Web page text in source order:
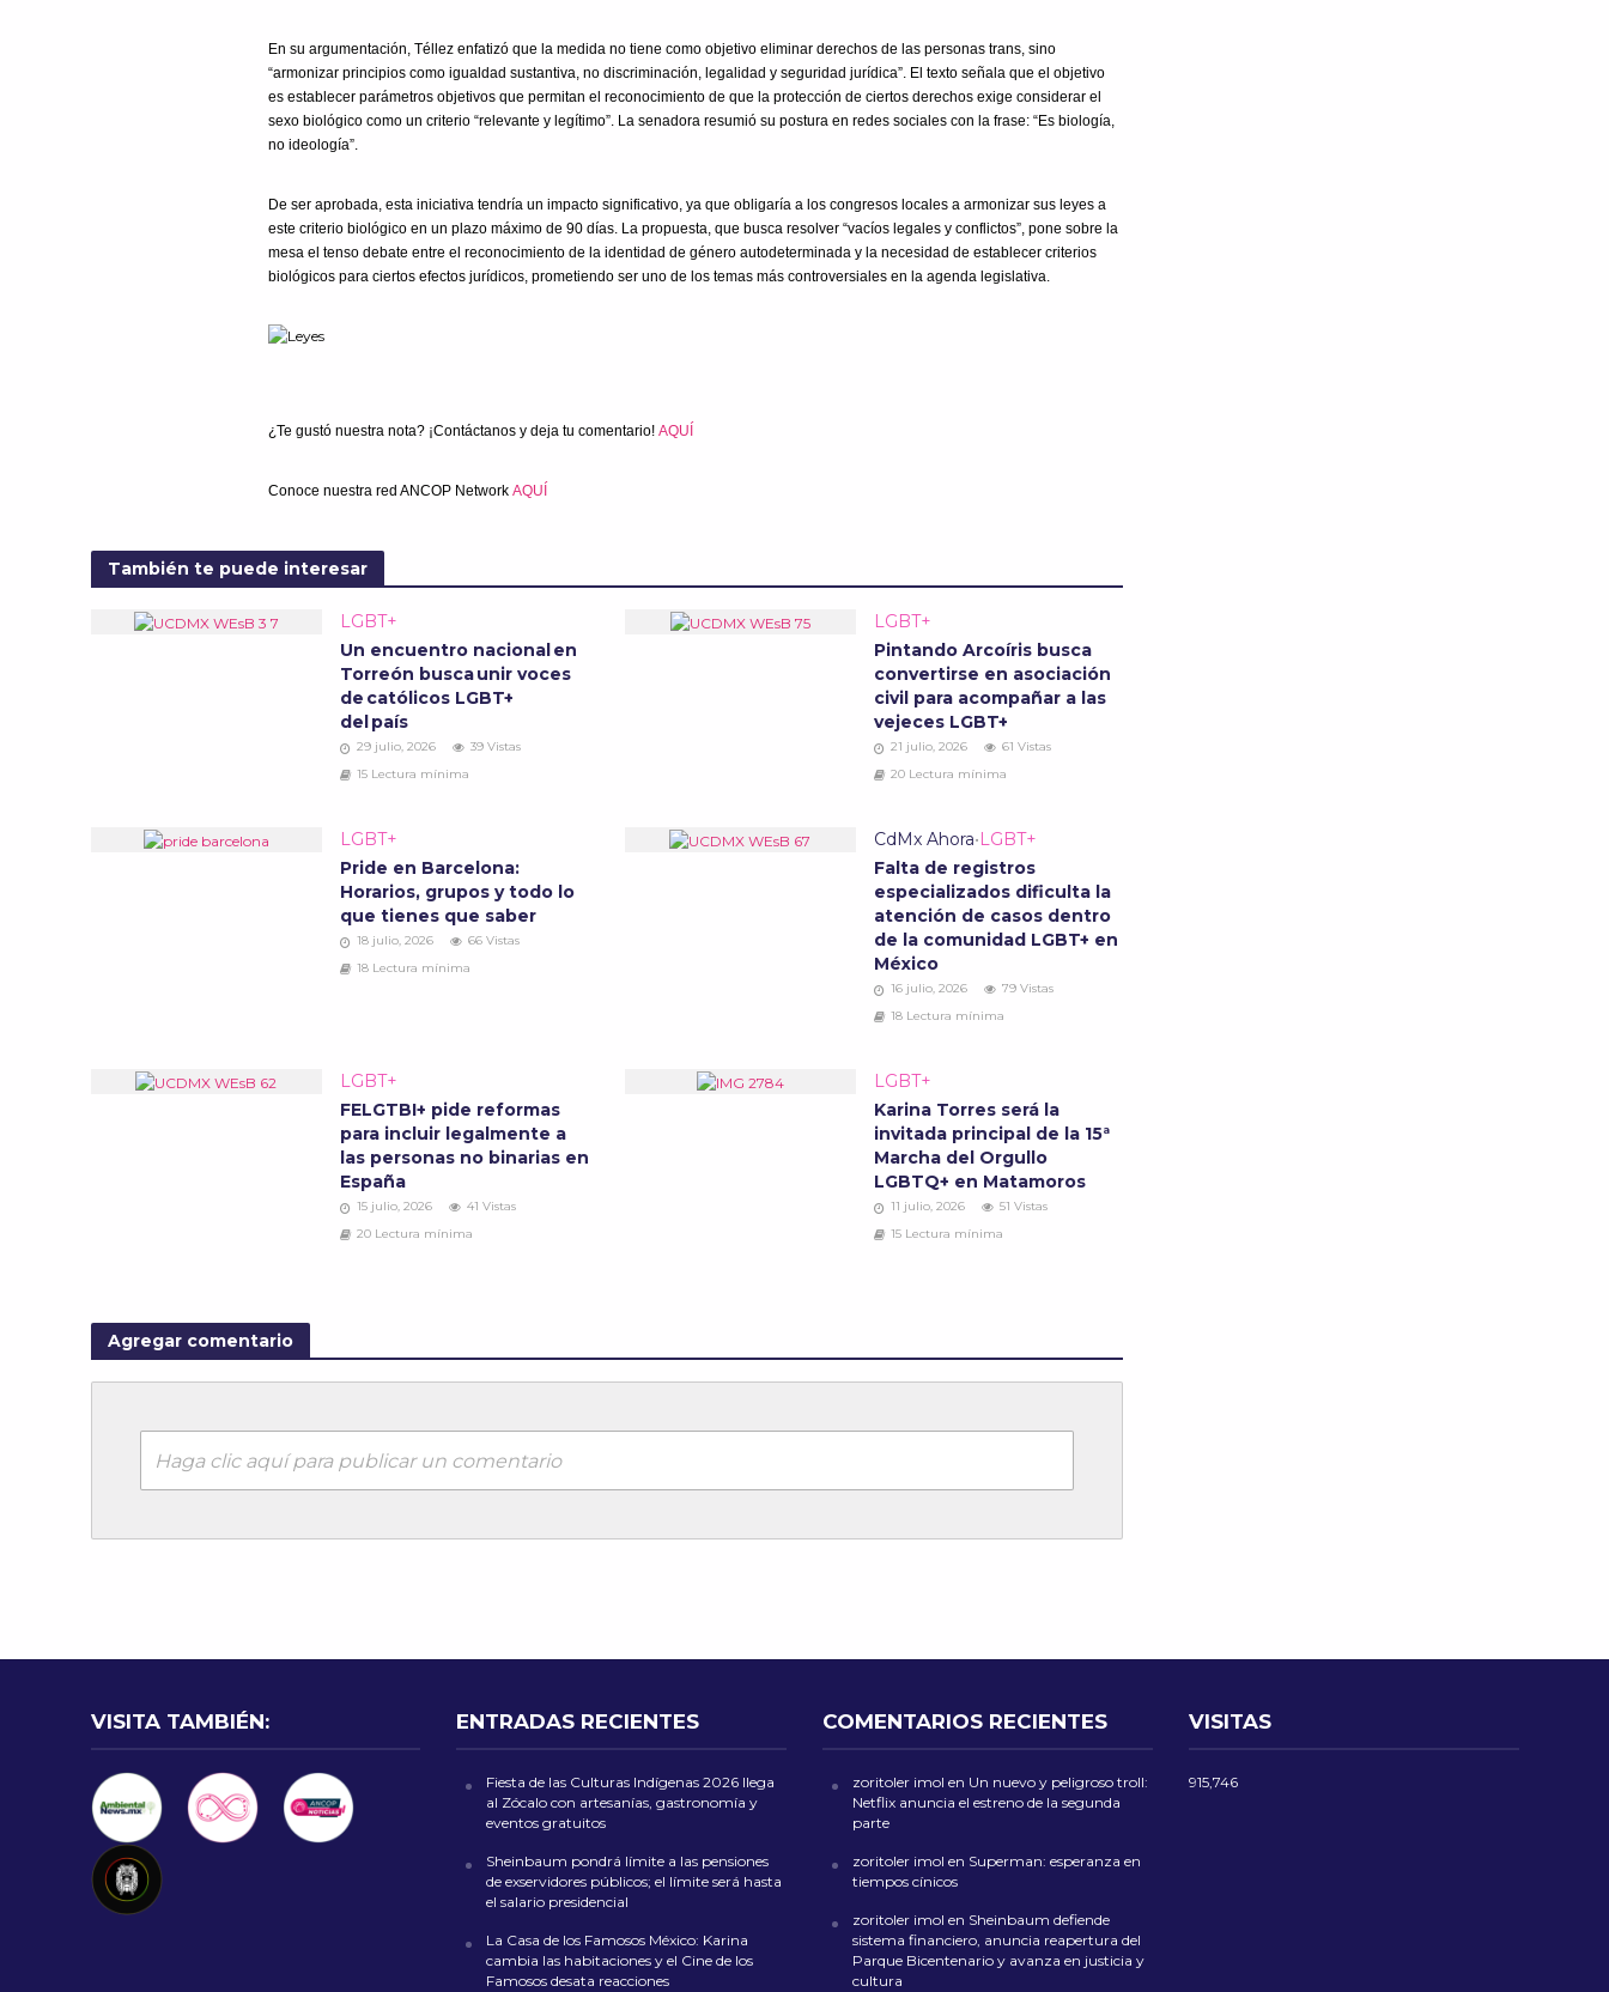
En su argumentación, Téllez enfatizó que la medida no tiene como objetivo eliminar derechos de las personas trans, sino
“armonizar principios como igualdad sustantiva, no discriminación, legalidad y seguridad jurídica”. El texto señala que el objetivo
es establecer parámetros objetivos que permitan el reconocimiento de que la protección de ciertos derechos exige considerar el
sexo biológico como un criterio “relevante y legítimo”. La senadora resumió su postura en redes sociales con la frase: “Es biología,
no ideología”.
De ser aprobada, esta iniciativa tendría un impacto significativo, ya que obligaría a los congresos locales a armonizar sus leyes a
este criterio biológico en un plazo máximo de 90 días. La propuesta, que busca resolver “vacíos legales y conflictos”, pone sobre la
mesa el tenso debate entre el reconocimiento de la identidad de género autodeterminada y la necesidad de establecer criterios
biológicos para ciertos efectos jurídicos, prometiendo ser uno de los temas más controversiales en la agenda legislativa.
¿Te gustó nuestra nota? ¡Contáctanos y deja tu comentario!AQUÍ
Conoce nuestra red ANCOP NetworkAQUÍ
También te puede interesar
LGBT+
Un encuentro nacional en
Torreón busca unir voces
de católicos LGBT+
del país
29 julio, 2026
39 Vistas
15 Lectura mínima
LGBT+
Pintando Arcoíris busca
convertirse en asociación
civil para acompañar a las
vejeces LGBT+
21 julio, 2026
61 Vistas
20 Lectura mínima
LGBT+
Pride en Barcelona:
Horarios, grupos y todo lo
que tienes que saber
18 julio, 2026
66 Vistas
18 Lectura mínima
CdMx Ahora• LGBT+
Falta de registros
especializados dificulta la
atención de casos dentro
de la comunidad LGBT+ en
México
16 julio, 2026
79 Vistas
18 Lectura mínima
LGBT+
FELGTBI+ pide reformas
para incluir legalmente a
las personas no binarias en
España
15 julio, 2026
41 Vistas
20 Lectura mínima
LGBT+
Karina Torres será la
invitada principal de la 15ª
Marcha del Orgullo
LGBTQ+ en Matamoros
11 julio, 2026
51 Vistas
15 Lectura mínima
Agregar comentario
Haga clic aquí para publicar un comentario
VISITA TAMBIÉN: ENTRADAS RECIENTES
Fiesta de las Culturas Indígenas 2026 llega
al Zócalo con artesanías, gastronomía y
eventos gratuitos
Sheinbaum pondrá límite a las pensiones
de exservidores públicos; el límite será hasta
el salario presidencial
La Casa de los Famosos México: Karina
cambia las habitaciones y el Cine de los
Famosos desata reacciones
COMENTARIOS RECIENTES
zoritoler imol en Un nuevo y peligroso troll:
Netflix anuncia el estreno de la segunda
parte
zoritoler imol en Superman: esperanza en
tiempos cínicos
zoritoler imol en Sheinbaum defiende
sistema financiero, anuncia reapertura del
Parque Bicentenario y avanza en justicia y
cultura
VISITAS
915,746